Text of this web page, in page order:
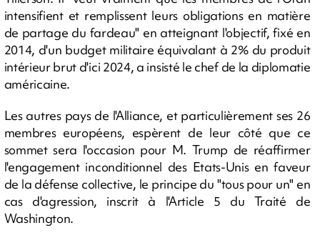
intensifient et remplissent leurs obligations en matière
de partage du fardeau" en atteignant l'objectif, fixé en
2014, d'un budget militaire équivalant à 2% du produit
intérieur brut d'ici 2024, a insisté le chef de la diplomatie
américaine.
Les autres pays de l'Alliance, et particulièrement ses 26
membres européens, espèrent de leur côté que ce
sommet sera l'occasion pour M. Trump de réaffirmer
l'engagement inconditionnel des Etats-Unis en faveur
de la défense collective, le principe du "tous pour un" en
cas d'agression, inscrit à l'Article 5 du Traité de
Washington.